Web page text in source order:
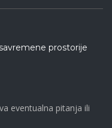
prostorije
eventualna pitanja ili